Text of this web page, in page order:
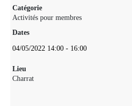
Catégorie
Activités pour membres
Dates
04/05/2022 14:00 - 16:00
Lieu
Charrat